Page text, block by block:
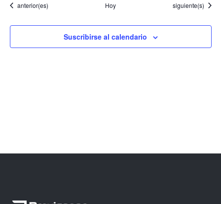
Eventos
anterior(es) Hoy Eventos
siguiente(s)
Suscribirse al calendario